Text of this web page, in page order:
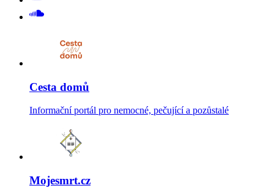
Cesta domů
Informační portál pro nemocné, pečující a pozůstalé
Mojesmrt.cz